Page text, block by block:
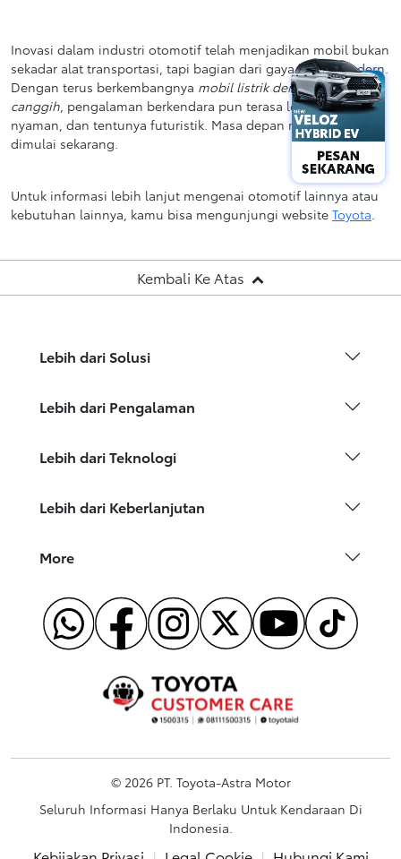
Inovasi dalam industri otomotif telah menjadikan mobil bukan
sekadar alat transportasi, tapi bagian dari gaya hidup modern.
Dengan terus berkembangnya mobil listrik dengan fitur
canggih , pengalaman berkendara pun terasa lebih pintar,
nyaman, dan tentunya futuristik. Masa depan mobilitas sudah
dimulai sekarang.
Untuk informasi lebih lanjut mengenai otomotif lainnya atau
kebutuhan lainnya, kamu bisa mengunjungi website Toyota
Kembali Ke Atas
Lebih dari Solusi
Lebih dari Pengalaman
Lebih dari Teknologi
Lebih dari Keberlanjutan
More
© 2026 PT. Toyota-Astra Motor
Seluruh Informasi Hanya Berlaku Untuk Kendaraan Di
Indonesia.